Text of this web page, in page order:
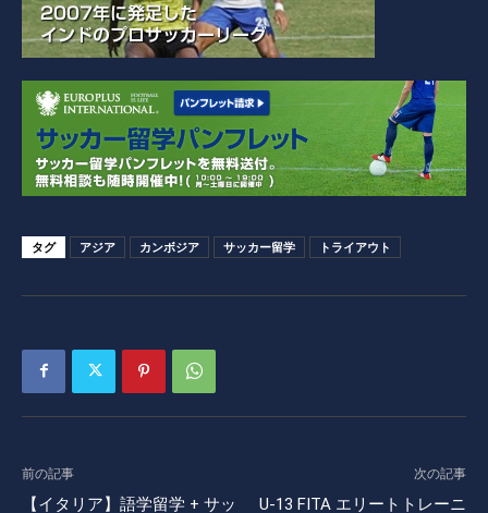
タグ アジア カンボジア サッカー留学 トライアウト
前の記事
【イタリア】語学留学 + サッ
次の記事
U-13 FITA エリートトレーニ